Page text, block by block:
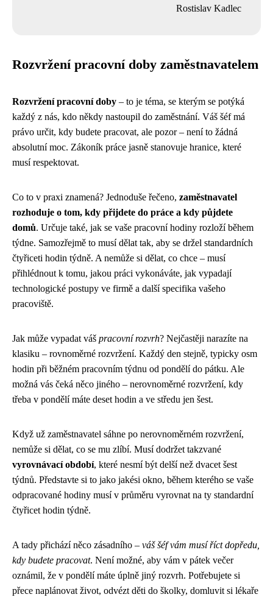
Rostislav Kadlec
Rozvržení pracovní doby zaměstnavatelem
Rozvržení pracovní doby – to je téma, se kterým se potýká
každý z nás, kdo někdy nastoupil do zaměstnání. Váš šéf má
právo určit, kdy budete pracovat, ale pozor – není to žádná
absolutní moc. Zákoník práce jasně stanovuje hranice, které
musí respektovat.
Co to v praxi znamená? Jednoduše řečeno, zaměstnavatel
rozhoduje o tom, kdy přijdete do práce a kdy půjdete
domů. Určuje také, jak se vaše pracovní hodiny rozloží během
týdne. Samozřejmě to musí dělat tak, aby se držel standardních
čtyřiceti hodin týdně. A nemůže si dělat, co chce – musí
přihlédnout k tomu, jakou práci vykonáváte, jak vypadají
technologické postupy ve firmě a další specifika vašeho
pracoviště.
Jak může vypadat váš pracovní rozvrh? Nejčastěji narazíte na
klasiku – rovnoměrné rozvržení. Každý den stejně, typicky osm
hodin při běžném pracovním týdnu od pondělí do pátku. Ale
možná vás čeká něco jiného – nerovnoměrné rozvržení, kdy
třeba v pondělí máte deset hodin a ve středu jen šest.
Když už zaměstnavatel sáhne po nerovnoměrném rozvržení,
nemůže si dělat, co se mu zlíbí. Musí dodržet takzvané
vyrovnávací období, které nesmí být delší než dvacet šest
týdnů. Představte si to jako jakési okno, během kterého se vaše
odpracované hodiny musí v průměru vyrovnat na ty standardní
čtyřicet hodin týdně.
A tady přichází něco zásadního – váš šéf vám musí říct dopředu,
kdy budete pracovat. Není možné, aby vám v pátek večer
oznámil, že v pondělí máte úplně jiný rozvrh. Potřebujete si
přece naplánovat život, odvézt děti do školky, domluvit si lékaře